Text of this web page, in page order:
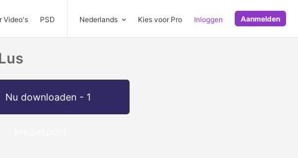
Video's PSD Nederlands Kies voor Pro Inloggen Aanmelden
Nu downloaden - 1